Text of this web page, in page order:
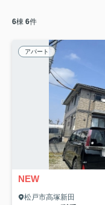
6棟 6件
アパート
NEW
松戸市高塚新田